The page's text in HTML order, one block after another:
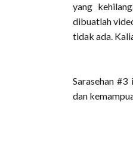
yang
dibuatlah
tidak ada.
Sarasehan
dan